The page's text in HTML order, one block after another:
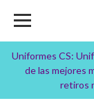
Uniformes CS:
de las mejores
retiros